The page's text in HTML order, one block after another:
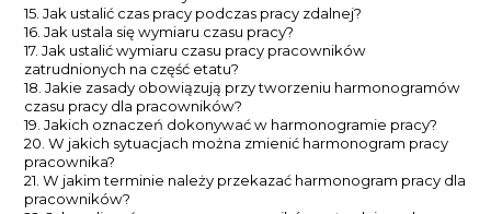
15. Jak ustalić czas pracy podczas pracy zdalnej?
16. Jak ustala się wymiaru czasu pracy?
17. Jak ustalić wymiaru czasu pracy pracowników
zatrudnionych na część etatu?
18. Jakie zasady obowiązują przy tworzeniu harmonogramów
czasu pracy dla pracowników?
19. Jakich oznaczeń dokonywać w harmonogramie pracy?
20. W jakich sytuacjach można zmienić harmonogram pracy
pracownika?
21. W jakim terminie należy przekazać harmonogram pracy dla
pracowników?